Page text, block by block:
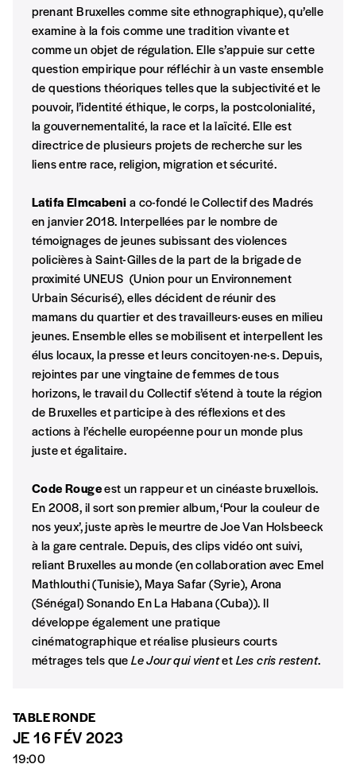
20€*/an
*Prix indicatif, frais de port inclus
Par numéro
5€*
Je m'abonne à l'Imag
Format papier (livraison uniquement
en Belgique)
Format numérique
Je commande au numéro
Édition papier (livraison en Belgique
uniquement)
Quantité
AJOUTER
Édition numérique
AJOUTER
prenant Bruxelles comme site ethnographique), qu’elle
examine à la fois comme une tradition vivante et
comme un objet de régulation. Elle s’appuie sur cette
question empirique pour réfléchir à un vaste ensemble
de questions théoriques telles que la subjectivité et le
pouvoir, l’identité éthique, le corps, la postcolonialité,
la gouvernementalité, la race et la laïcité. Elle est
directrice de plusieurs projets de recherche sur les
liens entre race, religion, migration et sécurité.
Latifa Elmcabenia co-fondé le Collectif des Madrés
en janvier 2018. Interpellées par le nombre de
témoignages de jeunes subissant des violences
policières à Saint-Gilles de la part de la brigade de
proximité UNEUS (Union pour un Environnement
Urbain Sécurisé), elles décident de réunir des
mamans du quartier et des travailleurs·euses en milieu
jeunes. Ensemble elles se mobilisent et interpellent les
élus locaux, la presse et leurs concitoyen·ne·s. Depuis,
rejointes par une vingtaine de femmes de tous
horizons, le travail du Collectif s’étend à toute la région
de Bruxelles et participe à des réflexions et des
actions à l’échelle européenne pour un monde plus
juste et égalitaire.
Code Rougeest un rappeur et un cinéaste bruxellois.
En 2008, il sort son premier album, ‘Pour la couleur de
nos yeux’, juste après le meurtre de Joe Van Holsbeeck
à la gare centrale. Depuis, des clips vidéo ont suivi,
reliant Bruxelles au monde (en collaboration avec Emel
Mathlouthi (Tunisie), Maya Safar (Syrie), Arona
(Sénégal) Sonando En La Habana (Cuba)). Il
développe également une pratique
cinématographique et réalise plusieurs courts
métrages tels queLe Jour qui vientetLes cris restent.
TABLE RONDE
JE 16 FÉV 2023
19:00